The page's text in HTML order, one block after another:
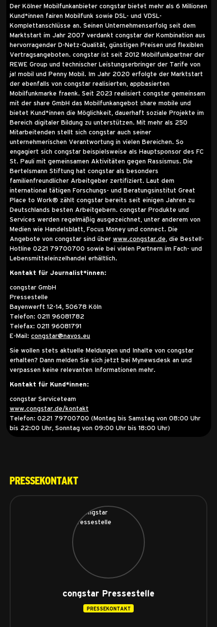
Der Kölner Mobilfunkanbieter congstar bietet mehr als 6 Millionen
Kund*innen fairen Mobilfunk sowie DSL- und VDSL-
Komplettanschlüsse an. Seinen Unternehmenserfolg seit dem
Marktstart im Jahr 2007 verdankt congstar der Kombination aus
hervorragender D-Netz-Qualität, günstigen Preisen und flexiblen
Vertragsangeboten. congstar ist seit 2012 Mobilfunkpartner der
REWE Group und technischer Leistungserbringer der Tarife von
ja! mobil und Penny Mobil. Im Jahr 2020 erfolgte der Marktstart
der ebenfalls von congstar realisierten, appbasierten
Mobilfunkmarke fraenk. Seit 2023 realisiert congstar gemeinsam
mit der share GmbH das Mobilfunkangebot share mobile und
bietet Kund*innen die Möglichkeit, dauerhaft soziale Projekte im
Bereich digitaler Bildung zu unterstützen. Mit mehr als 250
Mitarbeitenden stellt sich congstar auch seiner
unternehmerischen Verantwortung in vielen Bereichen. So
engagiert sich congstar beispielsweise als Hauptsponsor des FC
St. Pauli mit gemeinsamen Aktivitäten gegen Rassismus. Die
Bertelsmann Stiftung hat congstar als besonders
familienfreundlicher Arbeitgeber zertifiziert. Laut dem
international tätigen Forschungs- und Beratungsinstitut Great
Place to Work® zählt congstar bereits seit einigen Jahren zu
Deutschlands besten Arbeitgebern. congstar Produkte und
Services werden regelmäßig ausgezeichnet, unter anderem von
Medien wie Handelsblatt, Focus Money und connect. Die
Angebote von congstar sind über www.congstar.de , die Bestell-
Hotline 0221 79700700 sowie bei vielen Partnern im Fach- und
Lebensmitteleinzelhandel erhältlich.
Kontakt für Journalist*innen:
congstar GmbH
Pressestelle
Bayenwerft 12-14, 50678 Köln
Telefon: 0211 96081782
Telefax: 0211 96081791
E-Mail: congstar@navos.eu
Sie wollen stets aktuelle Meldungen und Inhalte von congstar
erhalten? Dann melden Sie sich jetzt bei Mynewsdesk an und
verpassen keine relevanten Informationen mehr.
Kontakt für Kund*innen:
congstar Serviceteam
www.congstar.de/kontakt
Telefon: 0221 79700700 (Montag bis Samstag von 08:00 Uhr
bis 22:00 Uhr, Sonntag von 09:00 Uhr bis 18:00 Uhr)
Pressekontakt
congstar Pressestelle
PRESSEKONTAKT